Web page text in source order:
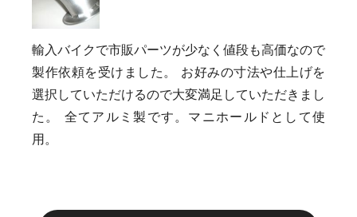
輸入バイクで市販パーツが少なく値段も高価なので
製作依頼を受けました。 お好みの寸法や仕上げを
選択していただけるので大変満足していただきまし
た。 全てアルミ製です。マニホールドとして使
用。